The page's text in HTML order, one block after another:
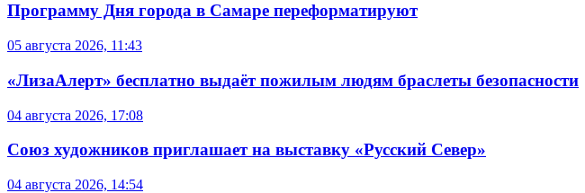
Программу Дня города в Самаре переформатируют
05 августа 2026, 11:43
«ЛизаАлерт» бесплатно выдаёт пожилым людям браслеты безопасности
04 августа 2026, 17:08
Союз художников приглашает на выставку «Русский Север»
04 августа 2026, 14:54